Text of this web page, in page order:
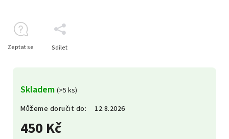
450 Kč
Skladem (>5 ks)
Můžeme doručit do:
12.8.2026
Zeptat se Sdílet